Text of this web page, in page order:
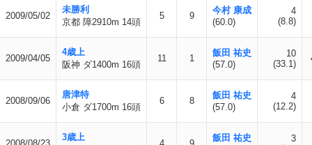
2009/05/02
未勝利
京都 障2910m 14頭
5 9
今村 康成
(60.0)
4
(8.8)
2009/04/05
4歳上
阪神 ダ1400m 16頭
11 1
飯田 祐史
(57.0)
10
(33.1)
2008/09/06
唐津特
小倉 ダ1700m 16頭
6 8
飯田 祐史
(57.0)
4
(12.2)
3歳上
飯田 祐史
3